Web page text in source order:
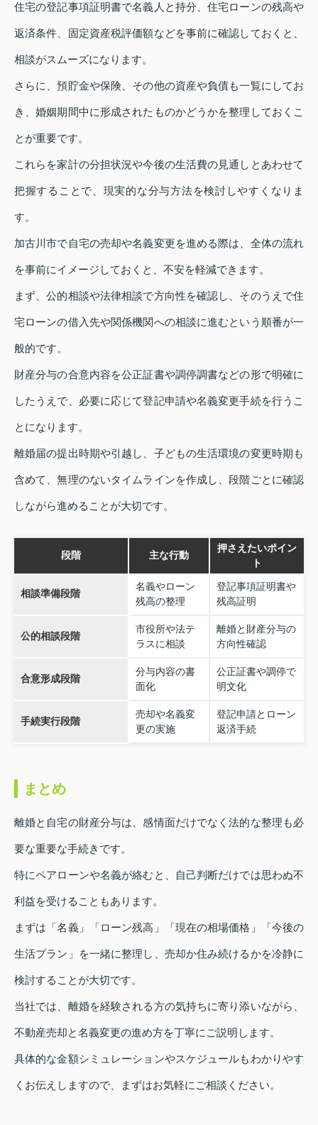
住宅の登記事項証明書で名義人と持分、住宅ローンの残高や
返済条件、固定資産税評価額などを事前に確認しておくと、
相談がスムーズになります。
さらに、預貯金や保険、その他の資産や負債も一覧にしてお
き、婚姻期間中に形成されたものかどうかを整理しておくこ
とが重要です。
これらを家計の分担状況や今後の生活費の見通しとあわせて
把握することで、現実的な分与方法を検討しやすくなりま
す。
加古川市で自宅の売却や名義変更を進める際は、全体の流れ
を事前にイメージしておくと、不安を軽減できます。
まず、公的相談や法律相談で方向性を確認し、そのうえで住
宅ローンの借入先や関係機関への相談に進むという順番が一
般的です。
財産分与の合意内容を公正証書や調停調書などの形で明確に
したうえで、必要に応じて登記申請や名義変更手続を行うこ
とになります。
離婚届の提出時期や引越し、子どもの生活環境の変更時期も
含めて、無理のないタイムラインを作成し、段階ごとに確認
しながら進めることが大切です。
段階 主な行動
押さえたいポイン
ト
相談準備段階
名義やローン
残高の整理
登記事項証明書や
残高証明
公的相談段階
市役所や法テ
ラスに相談
離婚と財産分与の
方向性確認
合意形成段階
分与内容の書
面化
公正証書や調停で
明文化
手続実行段階
売却や名義変
更の実施
登記申請とローン
返済手続
まとめ
離婚と自宅の財産分与は、感情面だけでなく法的な整理も必
要な重要な手続きです。
特にペアローンや名義が絡むと、自己判断だけでは思わぬ不
利益を受けることもあります。
まずは「名義」「ローン残高」「現在の相場価格」「今後の
生活プラン」を一緒に整理し、売却か住み続けるかを冷静に
検討することが大切です。
当社では、離婚を経験される方の気持ちに寄り添いながら、
不動産売却と名義変更の進め方を丁寧にご説明します。
具体的な金額シミュレーションやスケジュールもわかりやす
くお伝えしますので、まずはお気軽にご相談ください。